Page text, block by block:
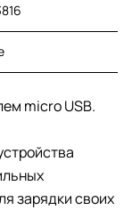
micro USB.
зарядки своих